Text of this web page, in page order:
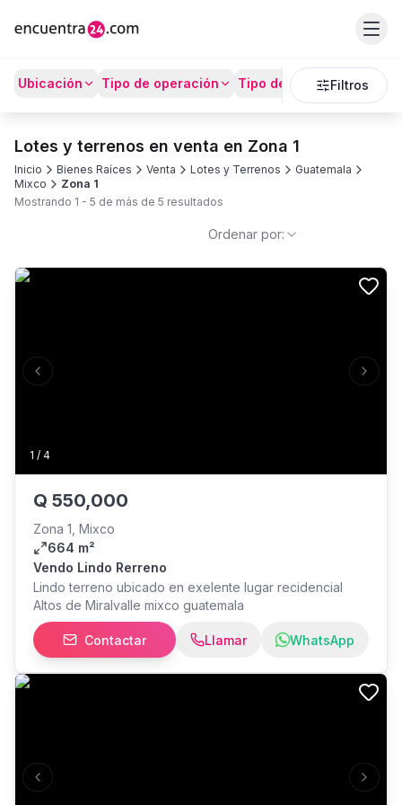
Ubicación Tipo de operación Tipo de Propiedad
Filtros
Lotes y terrenos en venta en Zona 1
Inicio Bienes Raíces Venta Lotes y Terrenos
Guatemala
Mixco
Zona 1
Mostrando 1 - 5 de más de 5 resultados
Ordenar por:
1 / 4
Previous slide Next
Q 550,000
Zona 1, Mixco
664 m²
Vendo Lindo Rerreno
Lindo terreno ubicado en exelente lugar recidencial
Altos de Miralvalle mixco guatemala
Contactar Llamar WhatsApp
Previous slide Next